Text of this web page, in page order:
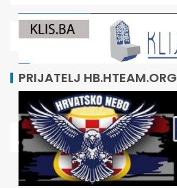
PRIJATELJ HB.HTEAM.ORG